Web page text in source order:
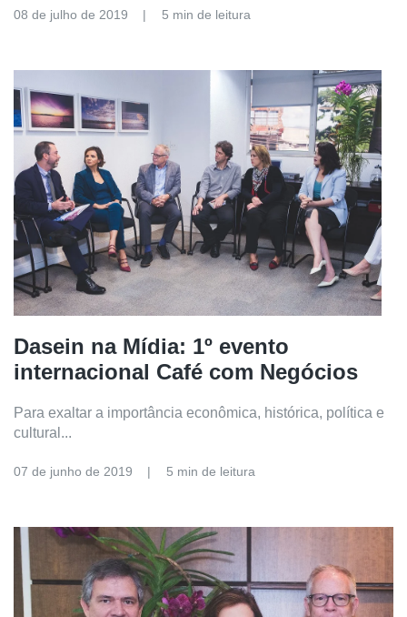
08 de julho de 2019 5 min de leitura
Dasein na Mídia: 1º evento
internacional Café com Negócios
Para exaltar a importância econômica, histórica, política e
cultural...
07 de junho de 2019 5 min de leitura